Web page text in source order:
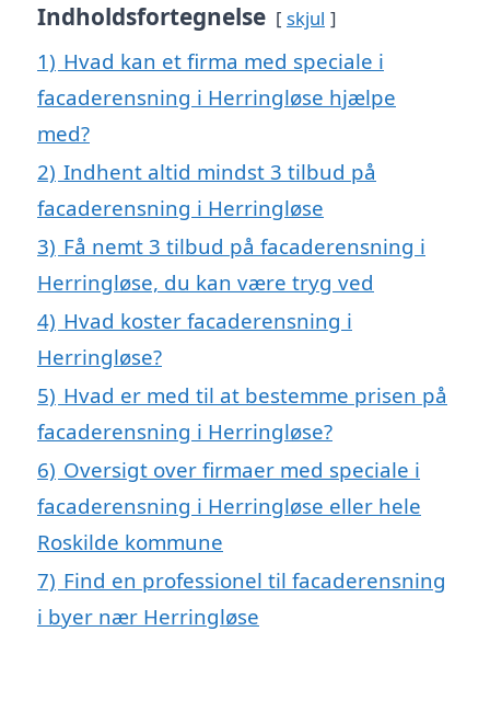
Indholdsfortegnelse skjul
1) Hvad kan et firma med speciale i
facaderensning i Herringløse hjælpe
med?
2) Indhent altid mindst 3 tilbud på
facaderensning i Herringløse
3) Få nemt 3 tilbud på facaderensning i
Herringløse, du kan være tryg ved
4) Hvad koster facaderensning i
Herringløse?
5) Hvad er med til at bestemme prisen på
facaderensning i Herringløse?
6) Oversigt over firmaer med speciale i
facaderensning i Herringløse eller hele
Roskilde kommune
7) Find en professionel til facaderensning
i byer nær Herringløse